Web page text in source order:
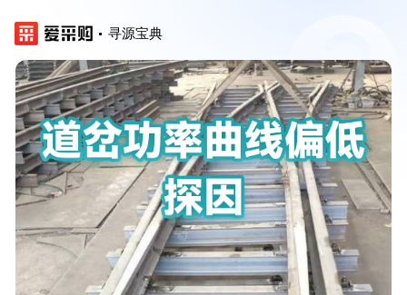
寻源宝典